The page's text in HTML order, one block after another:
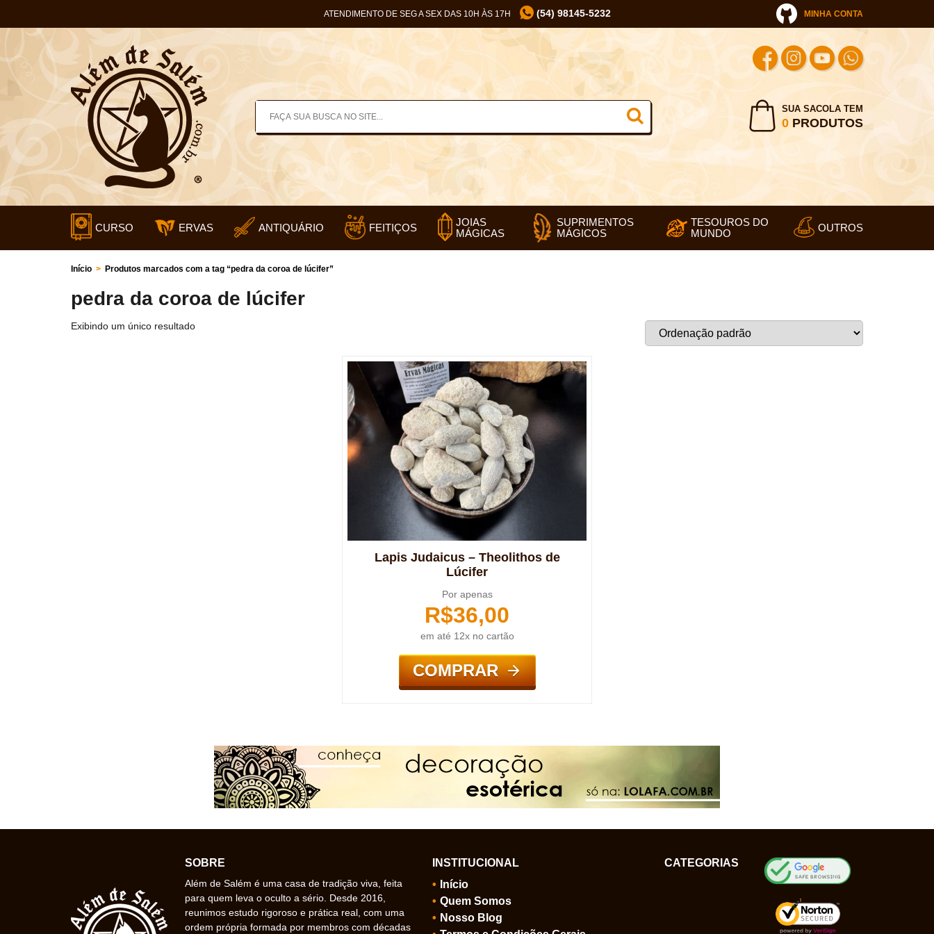
ATENDIMENTO DE SEG A SEX DAS 10H ÀS 17H (54) 98145-5232 MINHA CONTA
SUA SACOLA TEM
0PRODUTOS
CURSO ERVAS ANTIQUÁRIO FEITIÇOS
JOIAS
MÁGICAS
SUPRIMENTOS
MÁGICOS
TESOUROS DO
MUNDO
OUTROS
Início > Produtos marcados com a tag “pedra da coroa de lúcifer”
pedra da coroa de lúcifer
Exibindo um único resultado
Lapis Judaicus – Theolithos de
Lúcifer
Por apenas
R$36,00
em até 12x no cartão
COMPRAR
SOBRE
Além de Salém é uma casa de tradição viva, feita
para quem leva o oculto a sério. Desde 2016,
reunimos estudo rigoroso e prática real, com uma
ordem própria formada por membros com décadas
INSTITUCIONAL
Início
Quem Somos
Nosso Blog
CATEGORIAS